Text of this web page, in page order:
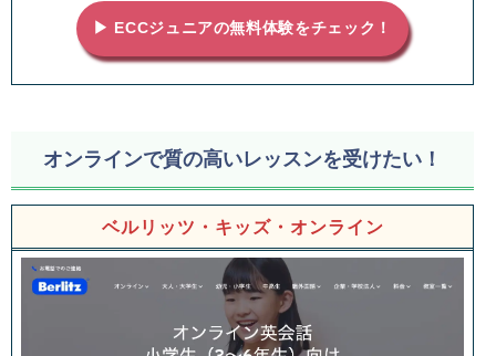
▶ ECCジュニアの無料体験をチェック！
オンラインで質の高いレッスンを受けたい！
ベルリッツ・キッズ・オンライン